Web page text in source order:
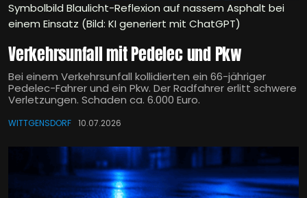
Symbolbild Blaulicht-Reflexion auf nassem Asphalt bei
einem Einsatz (Bild: KI generiert mit ChatGPT)
Verkehrsunfall mit Pedelec und Pkw
Bei einem Verkehrsunfall kollidierten ein 66-jähriger
Pedelec-Fahrer und ein Pkw. Der Radfahrer erlitt schwere
Verletzungen. Schaden ca. 6.000 Euro.
WITTGENSDORF 10.07.2026